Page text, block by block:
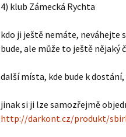
4) klub Zámecká Rychta
kdo ji ještě nemáte, neváhejte
bude, ale může to ještě
další místa, kde bude k
jinak si ji lze samozřejmě
http://darkont.cz/produkt/